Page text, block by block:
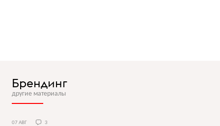
Брендинг
другие материалы
07 АВГ 3